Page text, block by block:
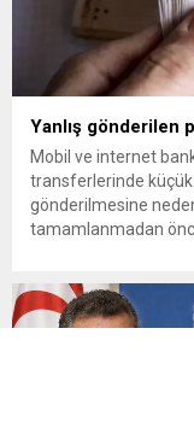
Yanlış gönderilen
Mobil ve internet
transferlerinde küçük
gönderilmesine
tamamlanmadan
transferlerinde,
bilgilerinin kontrol...